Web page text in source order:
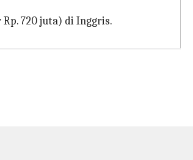
720 juta) di Inggris.